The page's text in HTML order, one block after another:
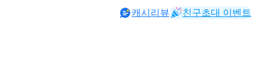
캐시리뷰 친구초대 이벤트